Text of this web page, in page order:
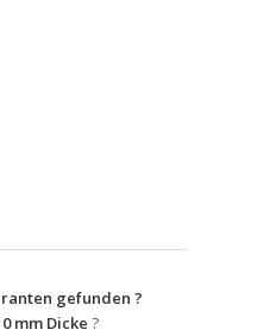
gefunden ?
mm Dicke ?